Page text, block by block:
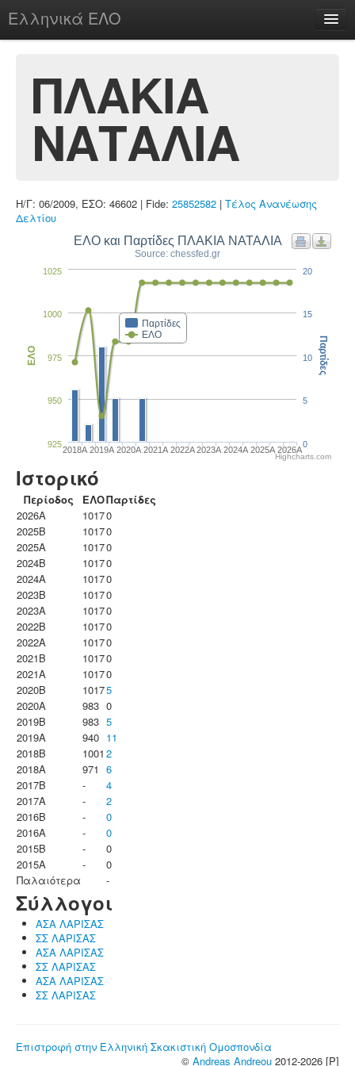
Ελληνικά ΕΛΟ
chesstu.be @ discord
Login
ΠΛΑΚΙΑ
ΝΑΤΑΛΙΑ
Η/Γ: 06/2009, ΕΣΟ: 46602 | Fide: 25852582 | Τέλος Ανανέωσης
Δελτίου
ΕΛΟ και Παρτίδες ΠΛΑΚΙΑ ΝΑΤΑΛΙΑ
Source: chessfed.gr
Παρτίδες
ΕΛΟ
2018A 2019A 2020A 2021A 2022A2023Α 2024A 2025A 2026A
1000
925
950
975
1025
ΕΛΟ
0
5
10
15
20
Παρτίδες
Highcharts.com
Ιστορικό
Περίοδος ΕΛΟΠαρτίδες
2026A
10170
2025B
10170
2025A
10170
2024B
10170
2024A
10170
2023B
10170
2023Α
10170
2022B
10170
2022A
10170
2021B
10170
2021A
10170
2020B
10175
2020A
983 0
2019B
983 5
2019A
940 11
2018B
1001 2
2018A
971 6
2017B
-
4
2017A
-
2
2016B
-
0
2016A
-
0
2015B
-
0
2015A
-
0
Παλαιότερα
-
Σύλλογοι
ΑΣΑ ΛΑΡΙΣΑΣ
ΣΣ ΛΑΡΙΣΑΣ
ΑΣΑ ΛΑΡΙΣΑΣ
ΣΣ ΛΑΡΙΣΑΣ
ΑΣΑ ΛΑΡΙΣΑΣ
ΣΣ ΛΑΡΙΣΑΣ
Επιστροφή στην Ελληνική Σκακιστική Ομοσπονδία
© Andreas Andreou 2012-2026 [P]